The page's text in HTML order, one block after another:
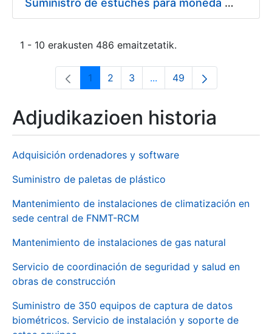
Suministro de estuches para moneda de 30 €
1 - 10 erakusten 486 emaitzetatik.
Orrialdea
1 Orrialdea
2 Orrialdea
3 ...Intermediate Pages Use
Orrialdea
49
Adjudikazioen historia
Adquisición ordenadores y software
Suministro de paletas de plástico
Mantenimiento de instalaciones de climatización en
sede central de FNMT-RCM
Mantenimiento de instalaciones de gas natural
Servicio de coordinación de seguridad y salud en
obras de construcción
Suministro de 350 equipos de captura de datos
biométricos. Servicio de instalación y soporte de